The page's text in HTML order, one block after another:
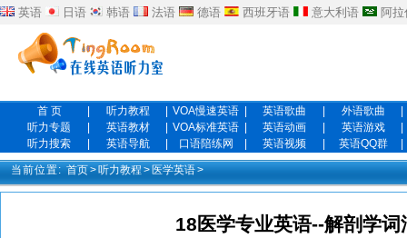
英语 日语 韩语 法语 德语 西班牙语 意大利语 阿
首 页 听力教程 VOA慢速英语 英语歌曲 外语歌曲
听力专题
英语教材 VOA标准英语 英语动画 英语游戏
听力搜索
英语导航 口语陪练网 英语视频 英语QQ群
当前位置: 首页>听力教程 > 医学英语>
18医学专业英语--解剖学词